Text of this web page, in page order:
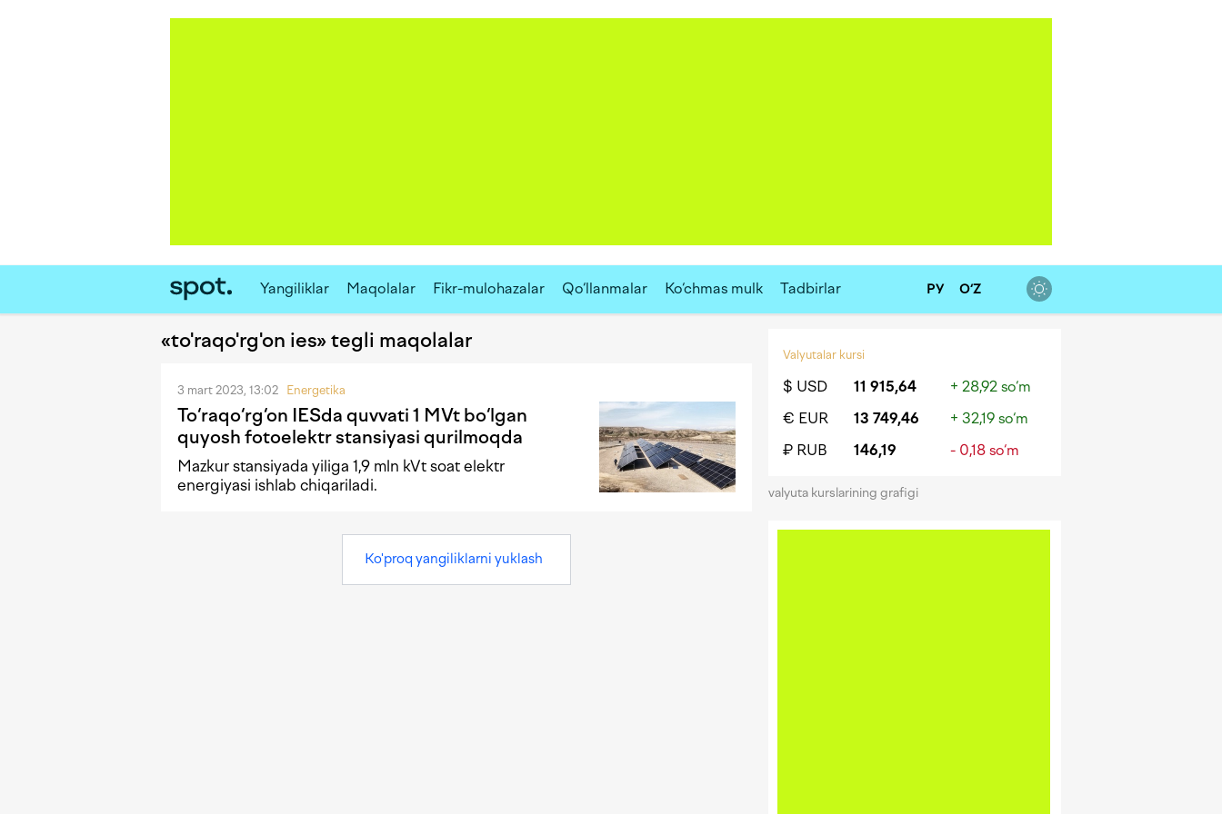
Yangiliklar Maqolalar Fikr-mulohazalar Qo‘llanmalar Ko‘chmas mulk Tadbirlar РУ O‘Z
«to'raqo'rg'on ies» tegli maqolalar
3 mart 2023, 13:02 Energetika
To‘raqo‘rg‘on IESda quvvati 1 MVt bo‘lgan
quyosh fotoelektr stansiyasi qurilmoqda
Mazkur stansiyada yiliga 1,9 mln kVt soat elektr
energiyasi ishlab chiqariladi.
Ko'proq yangiliklarni yuklash
Valyutalar kursi
$ USD 11 915,64
+ 28,92 so‘m
€ EUR
13 749,46
+ 32,19 so‘m
₽ RUB
146,19 - 0,18 so‘m
valyuta kurslarining grafigi